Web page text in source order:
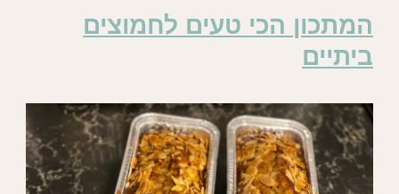
המתכון הכי טעים לחמוצים
ביתיים